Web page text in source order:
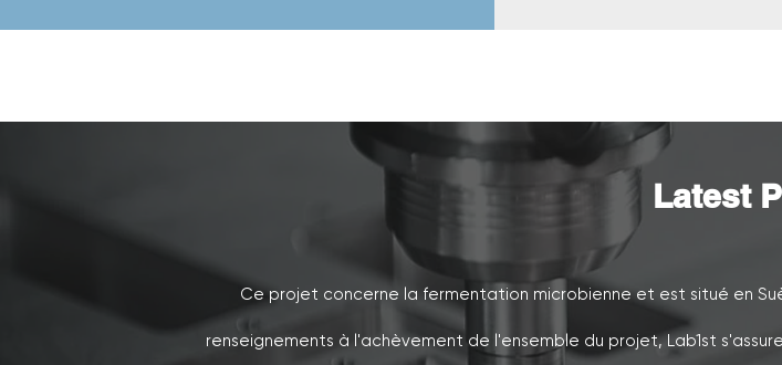
Latest
Ce projet concerne la fermentation microbienne et est situé en
renseignements à l'achèvement de l'ensemble du projet, Lab1st